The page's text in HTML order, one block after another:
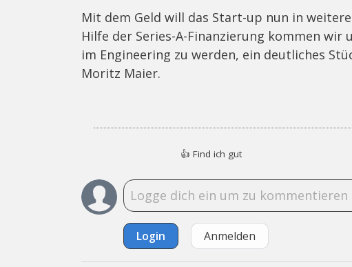
Mit dem Geld will das Start-up nun in
Hilfe der Series-A-Finanzierung kommen wir
im Engineering zu werden, ein deutliches
Moritz Maier.
👍 Find ich gut
Login Anmelden